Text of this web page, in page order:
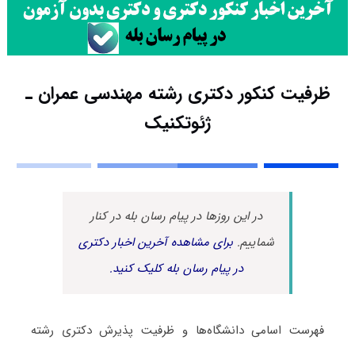
ظرفیت کنکور دکتری رشته ﻣﻬﻨﺪسی ﻋﻤﺮان ـ
ژئوتکنیک
در این روزها در پیام رسان بله در کنار
شماییم.برای مشاهده آخرین اخبار دکتری
در پیام رسان بله کلیک کنید.
فهرست اسامی دانشگاه‌ها و ظرفیت پذیرش دکتری رشته